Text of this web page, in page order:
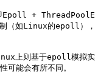
即Epoll +
（如Linux的epoll）
上则基于epoll模拟
可能会有所不同。